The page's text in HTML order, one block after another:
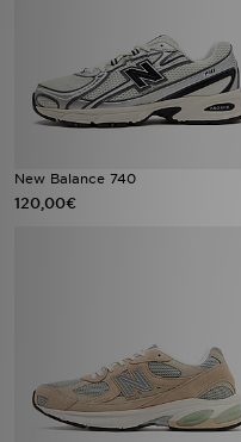
New Balance 740
120,00€